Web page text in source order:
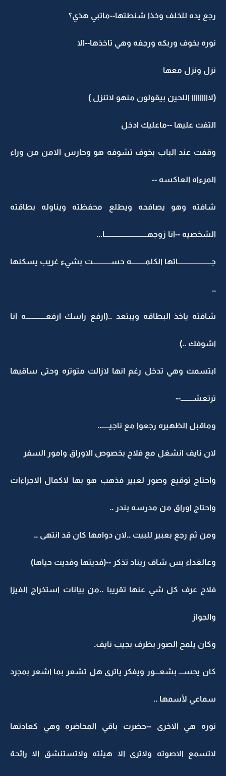
رجع يده للخلف وخذا شنطتها--ماتبي هذي؟
نوره بخوف وربكه ورجفه وهي تاخذها--الا
نزل ونزل معها
(لااااااااا اللحين بيقولون منهو لاتنزل )
التفت عليها --ماعليك ادخل
وقفت عند الباب بخوف تشوفه هو وحارس الامن من وراء
المرءاه العاكسه --
شافته وهو يصافحه ويطلع محفظته ويناوله بطاقته
الشخصيه --انا زوجهــــــــــــــــــــــــــــا...
جــــــــــــــــــــــاتها الكلمـــــــــه حســــــــــــت بشيء غريب يسكنها
..
شافته ياخذ البطاقه ويبتعد ..(ارفع راسك ارفعـــــــــــــه انا
اشوفك ..)
ابتسمت وهي تدخل رغم انها لازالت متوتره وحتى ساقيها
ترتعشــــــــ--
وماقبل الظهيره رجعوا مع ناجيـــــ..
لان نايف انشغل مع فلاح بخصوص الاوراق وامور السفر
واحتاج توقيع وصور لعبير فذهب هو بها لاكمال الاجراءات
واحتاج اوراق من مدرسه بندر ..
ومن ثم رجع بعبير للبيت ..لان دوامها كان قد انتهى ..
وعالغداء بس شاف ريناد تذكر --(فديتها وفديت حياها)
فلاح عرف كل شي عنها تقريبا ..من بيانات استخراج الفيزا
والجواز
وكان يلمح الصور بظرف بجيب نايف.
كان يحســـ بشعـــور ويفكر ياترى هل تشعر بما اشعر بمجرد
سماعي لأسمها ..
نوره هي الاخرى --حضرت باقي المحاضره وهي كعادتها
لاتسمع الاصوته ولاترى الا هيئته ولاتستنشق الا رائحة